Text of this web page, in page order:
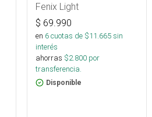
Fenix Light
$ 69.990
en 6cuotas de $11.665sin
interés
ahorras $2.800 por
transferencia.
Disponible